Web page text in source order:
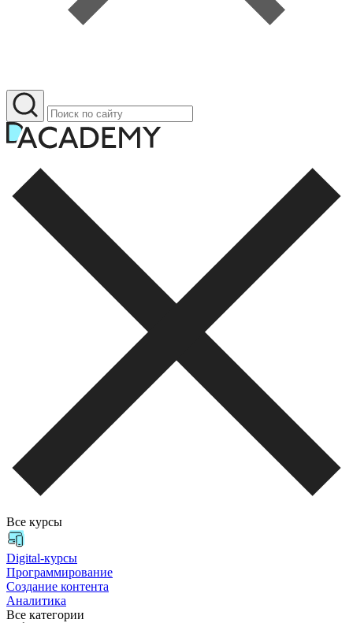
Все курсы
Digital-курсы
Программирование
Создание контента
Аналитика
Все категории